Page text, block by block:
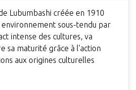
Lubumbashi créée en 1910
environnement sous-tendu par
intense des cultures, va
sa maturité grâce à l'action
aux origines culturelles